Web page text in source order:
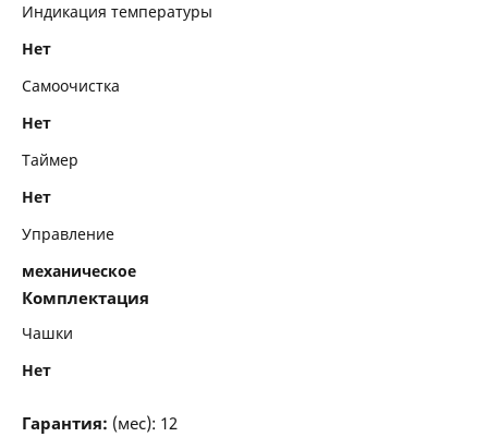
Индикация температуры
Нет
Самоочистка
Нет
Таймер
Нет
Управление
механическое
Комплектация
Чашки
Нет
Гарантия: (мес): 12